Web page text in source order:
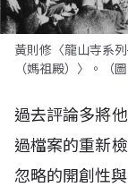
黃則修〈龍山寺系
（媽祖殿）〉。（
過去評論多將
過檔案的重新
忽略的開創性